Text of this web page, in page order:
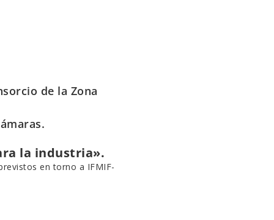
de la Zona
la industria».
en torno a IFMIF-